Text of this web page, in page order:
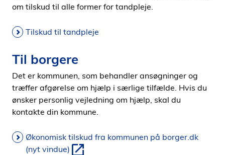
om tilskud til alle former for tandpleje.
Tilskud til tandpleje
Til borgere
Det er kommunen, som behandler ansøgninger og
træffer afgørelse om hjælp i særlige tilfælde. Hvis du
ønsker personlig vejledning om hjælp, skal du
kontakte din kommune.
Økonomisk tilskud fra kommunen på borger.dk
(nyt vindue)